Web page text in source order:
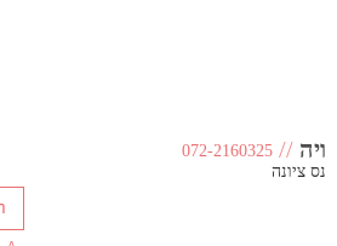
ויה //
072-2160325
נס ציונה